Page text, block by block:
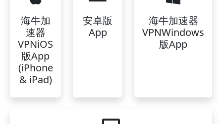
海牛加
速器
VPNiOS
版App
(iPhone
& iPad)
安卓版
App
海牛加速器
VPNWindows
版App